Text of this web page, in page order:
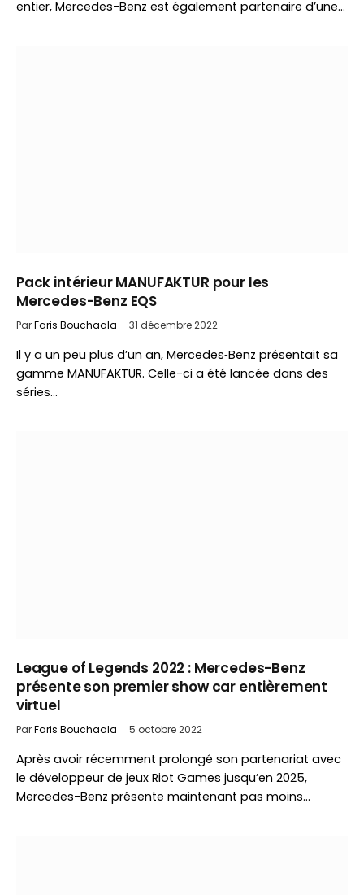
entier, Mercedes-Benz est également partenaire d’une…
Pack intérieur MANUFAKTUR pour les
Mercedes-Benz EQS
ParFaris Bouchaala 31 décembre 2022
Il y a un peu plus d’un an, Mercedes‑Benz présentait sa
gamme MANUFAKTUR. Celle-ci a été lancée dans des
séries…
League of Legends 2022 : Mercedes-Benz
présente son premier show car entièrement
virtuel
ParFaris Bouchaala 5 octobre 2022
Après avoir récemment prolongé son partenariat avec
le développeur de jeux Riot Games jusqu’en 2025,
Mercedes-Benz présente maintenant pas moins…